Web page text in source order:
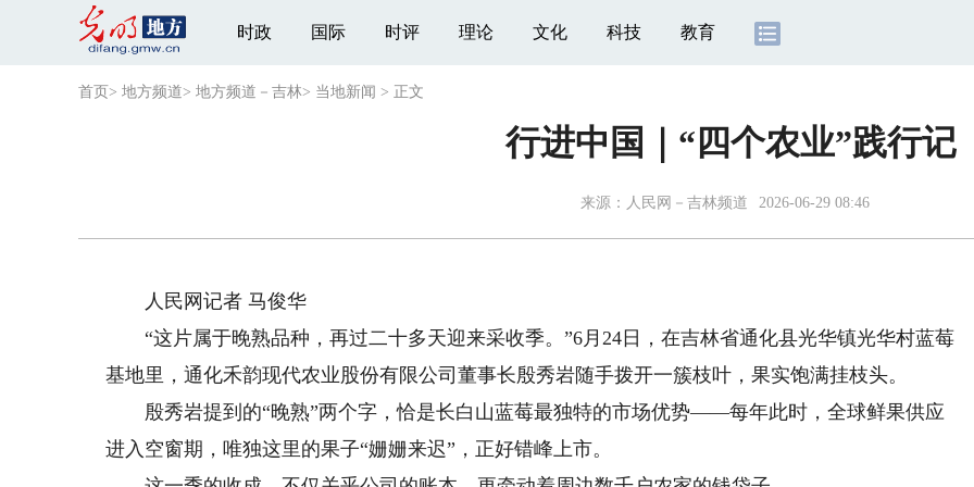
时政 国际 时评 理论 文化 科技 教育
首页 > 地方频道> 地方频道－吉林> 当地新闻 > 正文
行进中国｜“四个农业”践行记
来源： 人民网－吉林频道 2026-06-29 08:46
人民网记者 马俊华
“这片属于晚熟品种，再过二十多天迎来采收季。”6月24日，在吉林省通化县光华镇光华村蓝莓
基地里，通化禾韵现代农业股份有限公司董事长殷秀岩随手拨开一簇枝叶，果实饱满挂枝头。
殷秀岩提到的“晚熟”两个字，恰是长白山蓝莓最独特的市场优势——每年此时，全球鲜果供应
进入空窗期，唯独这里的果子“姗姗来迟”，正好错峰上市。